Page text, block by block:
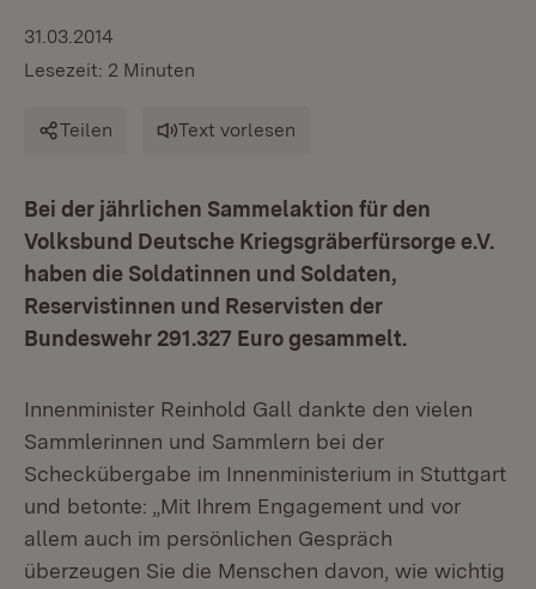
31.03.2014
Lesezeit: 2 Minuten
Teilen Text vorlesen
Bei der jährlichen Sammelaktion für den
Volksbund Deutsche Kriegsgräberfürsorge e.V.
haben die Soldatinnen und Soldaten,
Reservistinnen und Reservisten der
Bundeswehr 291.327 Euro gesammelt.
Innenminister Reinhold Gall dankte den vielen
Sammlerinnen und Sammlern bei der
Scheckübergabe im Innenministerium in Stuttgart
und betonte: „Mit Ihrem Engagement und vor
allem auch im persönlichen Gespräch
überzeugen Sie die Menschen davon, wie wichtig